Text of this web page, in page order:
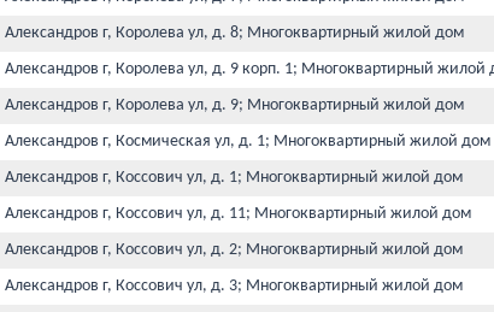
Александров г, Королева ул, д. 8; Многоквартирный жилой дом
Александров г, Королева ул, д. 9 корп. 1; Многоквартирный жилой
Александров г, Королева ул, д. 9; Многоквартирный жилой дом
Александров г, Космическая ул, д. 1; Многоквартирный жилой дом
Александров г, Коссович ул, д. 1; Многоквартирный жилой дом
Александров г, Коссович ул, д. 11; Многоквартирный жилой дом
Александров г, Коссович ул, д. 2; Многоквартирный жилой дом
Александров г, Коссович ул, д. 3; Многоквартирный жилой дом